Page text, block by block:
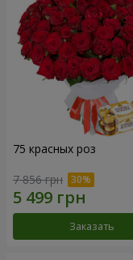
75 красных роз
7 856 грн
Заказать